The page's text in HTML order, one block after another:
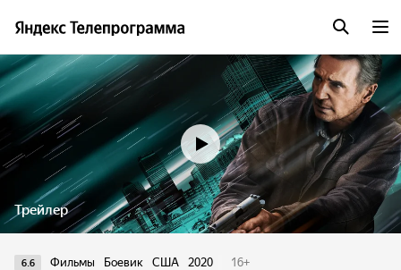
Трейлер
6.6 Фильмы Боевик США 2020 16+